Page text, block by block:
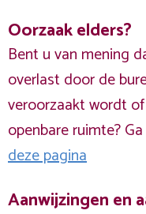
Oorzaak elders?
Bent u van mening
overlast door de
veroorzaakt wordt
openbare ruimte?
deze pagina
Aanwijzingen en